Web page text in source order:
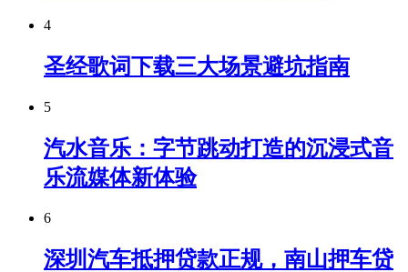
4
圣经歌词下载三大场景避坑指南
5
汽水音乐：字节跳动打造的沉浸式音
乐流媒体新体验
6
深圳汽车抵押贷款正规，南山押车贷